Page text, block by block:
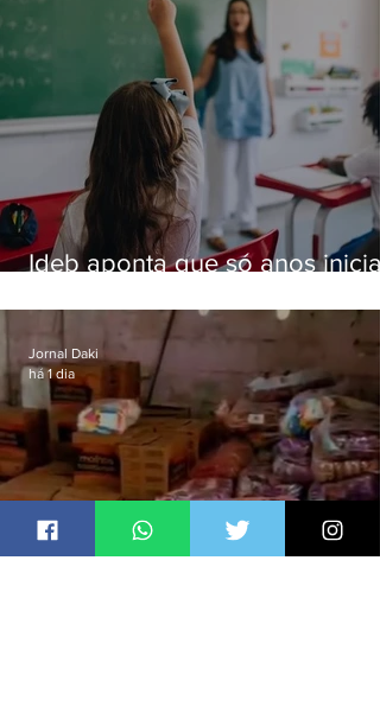
Ideb aponta que só anos
educação
Jornal Daki
há 1 dia